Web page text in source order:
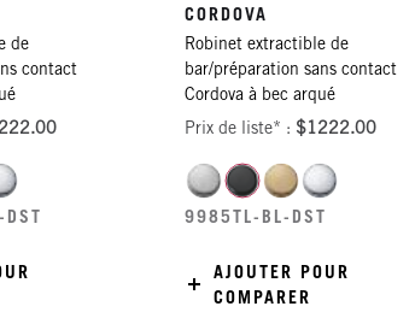
de
contact
CORDOVA
Robinet extractible de
bar/préparation sans contact
Cordova à bec arqué
Prix de liste* : $1222.00
9985TL-BL-DST
AJOUTER POUR
COMPARER